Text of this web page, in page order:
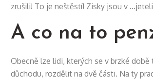
zrušili! To je neštěstí! Zisky jsou v
A co na to
Obecně lze lidi, kterých se v brzké
důchodu, rozdělit na dvě části. Na ty